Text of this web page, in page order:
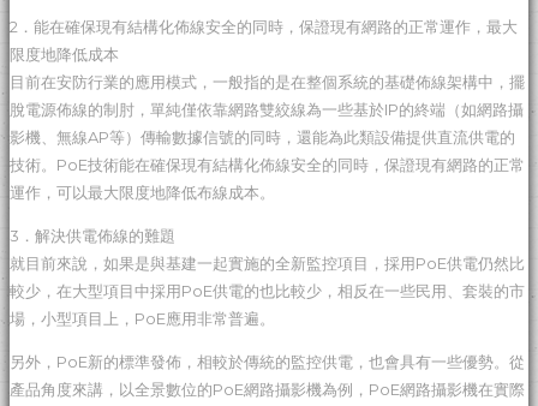
2．能在確保現有結構化佈線安全的同時，保證現有網路的正常運作，最大
限度地降低成本
目前在安防行業的應用模式，一般指的是在整個系統的基礎佈線架構中，擺
脫電源佈線的制肘，單純僅依靠網路雙絞線為一些基於IP的終端（如網路攝
影機、無線AP等）傳輸數據信號的同時，還能為此類設備提供直流供電的
技術。PoE技術能在確保現有結構化佈線安全的同時，保證現有網路的正常
運作，可以最大限度地降低布線成本。
3．解決供電佈線的難題
就目前來說，如果是與基建一起實施的全新監控項目，採用PoE供電仍然比
較少，在大型項目中採用PoE供電的也比較少，相反在一些民用、套裝的市
場，小型項目上，PoE應用非常普遍。
另外，PoE新的標準發佈，相較於傳統的監控供電，也會具有一些優勢。從
產品角度來講，以全景數位的PoE網路攝影機為例，PoE網路攝影機在實際